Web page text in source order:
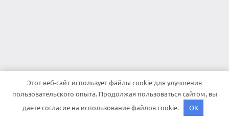
Этот веб-сайт использует файлы cookie для улучшения
пользовательского опыта. Продолжая пользоваться сайтом, вы
даете согласие на использование файлов cookie.
OK